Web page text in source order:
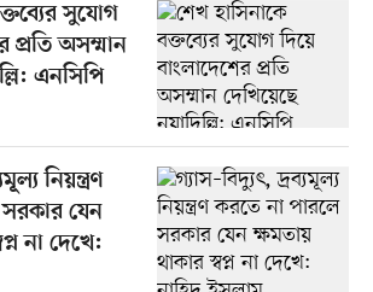
সুযোগ
প্রতি অসম্মান
এনসিপি
নিয়ন্ত্রণ
যেন
না দেখে: